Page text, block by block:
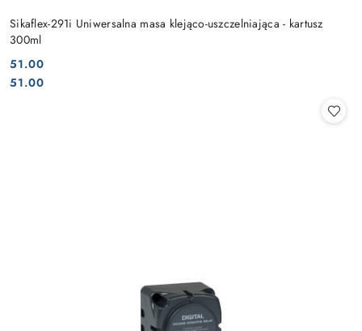
Sikaflex-291i Uniwersalna masa klejąco-uszczelniająca - kartusz
300ml
Cena:
51.00
Cena:
51.00